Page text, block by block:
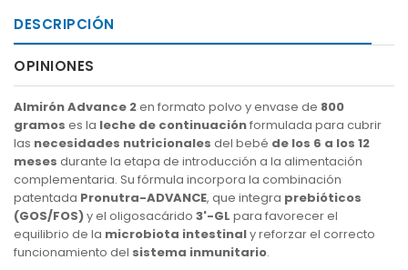
DESCRIPCIÓN
OPINIONES
Almirón Advance 2en formato polvo y envase de 800
gramos es la leche de continuaciónformulada para cubrir
las necesidades nutricionales del bebé de los 6 a los 12
meses durante la etapa de introducción a la alimentación
complementaria. Su fórmula incorpora la combinación
patentada Pronutra-ADVANCE, que integra prebióticos
(GOS/FOS)y el oligosacárido 3'-GL para favorecer el
equilibrio de la microbiota intestinaly reforzar el correcto
funcionamiento del sistema inmunitario.